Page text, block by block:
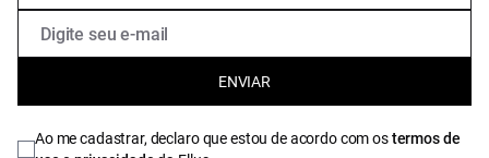
ENVIAR
Ao me cadastrar, declaro que estou de acordo com ostermos de